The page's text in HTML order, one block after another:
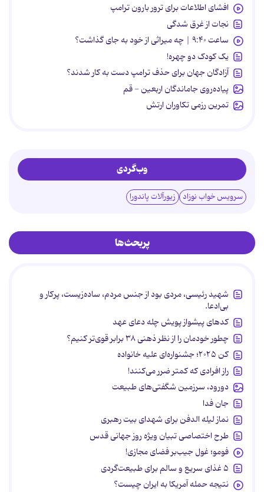
افشای اطلاعات برای ترور بارون ترامپ
نجات از غرق شدگی
ساعت ۹:۴۰ | چه میراثی از خود به جای گذاشت؟
یک کودک دو چهره!
آزادگان جهان برای حذف ترامپ دست به کار شدند؟
پیاده‌روی جاماندگان اربعین - قم
تمرین رزمی تکاوران ارتش
وب‌گردی
سرویس خواب نوزاد زیورآلات پاندورا
پربحث‌ها
شهید رئیسی، مردی بود از جنس مردم، ساده‌زیست، پرکار و
بی‌ادعا.
کدهای پیشواز پویش چله دعای عهد
چطور خودمان را از نظر ذهنی ۳۸ برابر قوی‌تر کنیم؟
کن ۲۰۲۵؛ جشنواره‌ای علیه خانواده
راز افرادی که کمتر ضرر می‌کنند!
دورود، سرزمین شگفتی‌های طبیعت
جان فدا
نماز لیله الدفن برای شهدای بیت رهبری
طرح اختصاصی تبیان ویژه روز جهانی قدس
فومو؛ غول جیب‌بر فضای مجازی!
۵ غذای سریع و سالم برای طبیعت‌گردی
نتیجه حمله آمریکا به ایران چیست؟